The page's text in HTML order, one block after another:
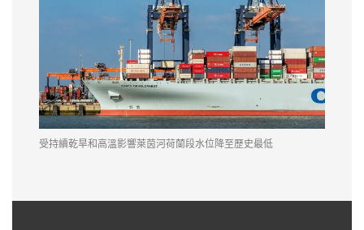
受持續乾旱和高溫影響萊茵河荷蘭段水位降至歷史最低